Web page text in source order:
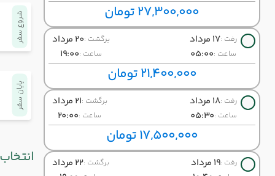
27,300,000 تومان
رفت :17 مرداد
ساعت :05:00
برگشت :20 مرداد
ساعت :19:00
21,400,000 تومان
رفت :18 مرداد
ساعت :05:30
برگشت :21 مرداد
ساعت :20:00
17,500,000 تومان
رفت :19 مرداد برگشت :22 مرداد
شروع سفر
پایان سفر